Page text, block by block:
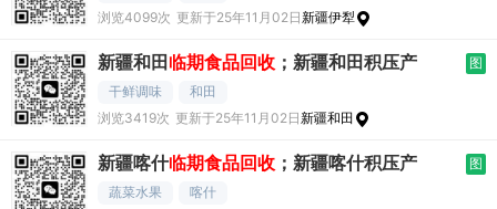
浏览4099次 更新于25年11月02日新疆伊犁
新疆和田 临期食品回收 ；新疆和田积压产
图
干鲜调味
和田
浏览3419次 更新于25年11月02日新疆和田
新疆喀什临期食品回收 ；新疆喀什积压产
图
蔬菜水果
喀什